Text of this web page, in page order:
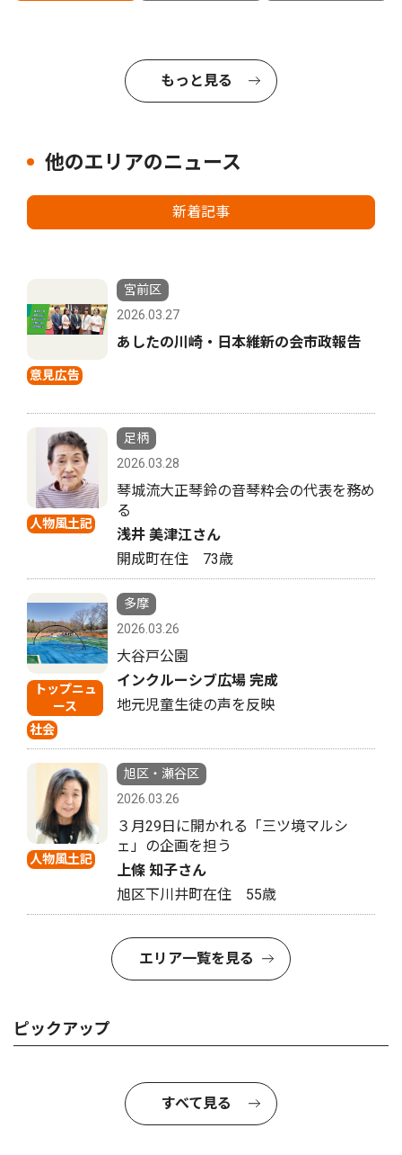
もっと見る
他のエリアのニュース
新着記事
意見広告
宮前区
2026.03.27
あしたの川崎・日本維新の会市政報告
人物風土記
足柄
2026.03.28
琴城流大正琴鈴の音琴粋会の代表を務め
る
浅井 美津江さん
開成町在住 73歳
トップニュ
ース
社会
多摩
2026.03.26
大谷戸公園
インクルーシブ広場 完成
地元児童生徒の声を反映
人物風土記
旭区・瀬谷区
2026.03.26
３月29日に開かれる「三ツ境マルシ
ェ」の企画を担う
上條 知子さん
旭区下川井町在住 55歳
エリア一覧を見る
ピックアップ
すべて見る